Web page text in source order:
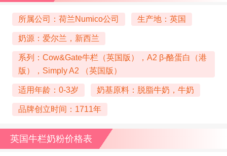
所属公司：荷兰Numico公司 生产地：英国
奶源：爱尔兰，新西兰
系列：Cow&Gate牛栏（英国版），A2 β-酪蛋白（港
版），Simply A2 （英国版）
适用年龄：0-3岁 奶基原料：脱脂牛奶，牛奶
品牌创立时间：1711年
英国牛栏奶粉价格表